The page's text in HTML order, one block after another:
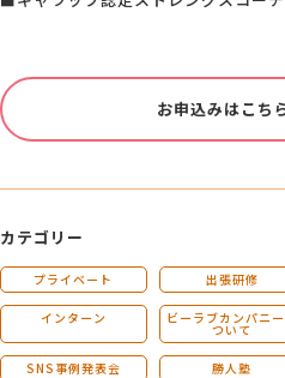
お申込みはこち
カテゴリー
プライベート 出張研修
インターン ビーラブカンパニ
ついて
SNS事例発表会 勝人塾